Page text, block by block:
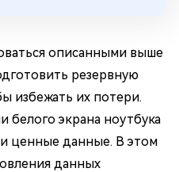
описанными выше
резервную
избежать их потери.
белого экрана ноутбука
ценные данные. В этом
данных